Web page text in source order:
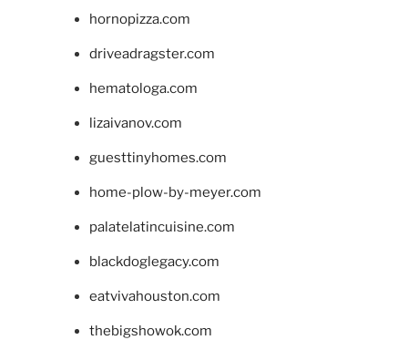
hornopizza.com
driveadragster.com
hematologa.com
lizaivanov.com
guesttinyhomes.com
home-plow-by-meyer.com
palatelatincuisine.com
blackdoglegacy.com
eatvivahouston.com
thebigshowok.com